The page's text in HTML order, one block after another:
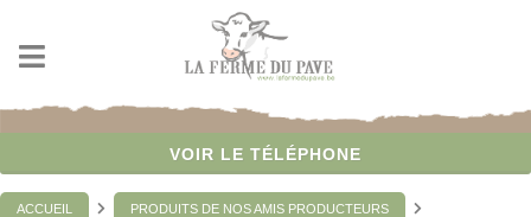
VOIR LE TÉLÉPHONE
ACCUEIL PRODUITS DE NOS AMIS PRODUCTEURS
Panneau de gestion des cookies